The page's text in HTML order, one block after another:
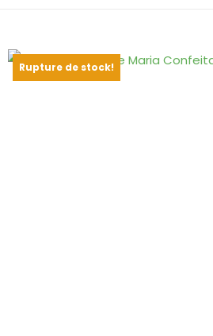
Rupture de stock!